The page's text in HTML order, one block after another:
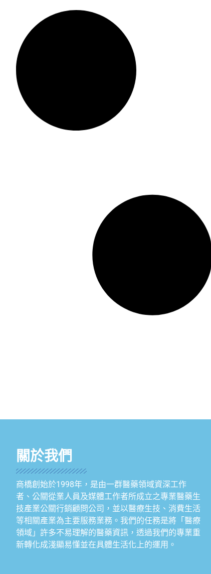
關於我們
商橋創始於1998年，是由一群醫藥領域資深工作
者、公關從業人員及媒體工作者所成立之專業醫藥生
技產業公關行銷顧問公司，並以醫療生技、消費生活
等相關產業為主要服務業務。我們的任務是將「醫療
領域」許多不易理解的醫藥資訊，透過我們的專業重
新轉化成淺顯易懂並在具體生活化上的運用。